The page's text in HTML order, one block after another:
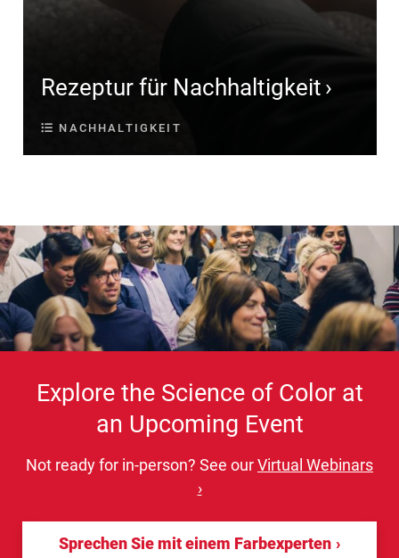
Rezeptur für Nachhaltigkeit
NACHHALTIGKEIT
Explore the Science of Color at
an Upcoming Event
Not ready for in-person? See ourVirtual Webinars
›
Sprechen Sie mit einem Farbexperten